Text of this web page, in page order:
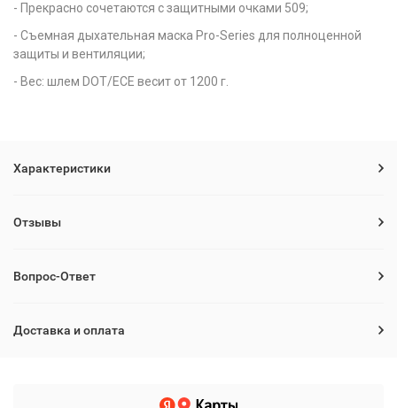
- Прекрасно сочетаются с защитными очками 509;
- Съемная дыхательная маска Pro-Series для полноценной
защиты и вентиляции;
- Вес: шлем DOT/ECE весит от 1200 г.
Характеристики
Отзывы
Вопрос-Ответ
Доставка и оплата